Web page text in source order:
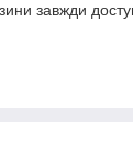
завжди